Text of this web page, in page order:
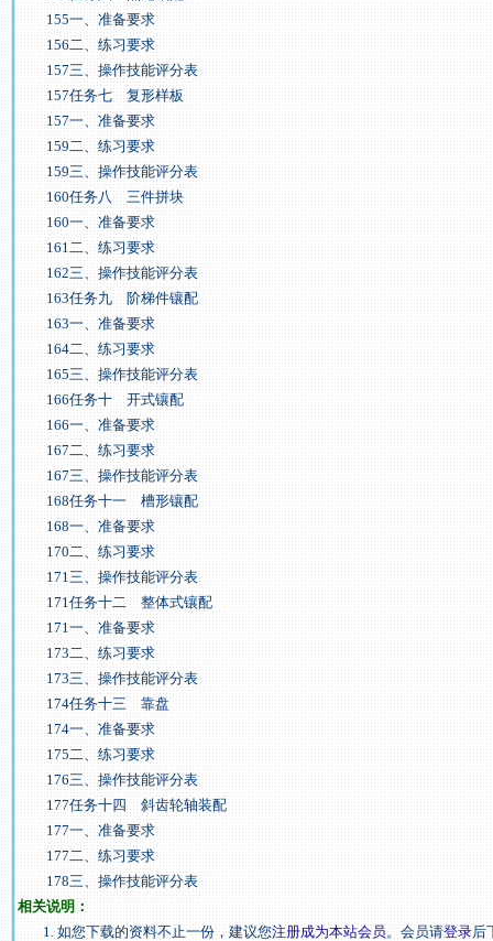
155一、准备要求
156二、练习要求
157三、操作技能评分表
157任务七 复形样板
157一、准备要求
159二、练习要求
159三、操作技能评分表
160任务八 三件拼块
160一、准备要求
161二、练习要求
162三、操作技能评分表
163任务九 阶梯件镶配
163一、准备要求
164二、练习要求
165三、操作技能评分表
166任务十 开式镶配
166一、准备要求
167二、练习要求
167三、操作技能评分表
168任务十一 槽形镶配
168一、准备要求
170二、练习要求
171三、操作技能评分表
171任务十二 整体式镶配
171一、准备要求
173二、练习要求
173三、操作技能评分表
174任务十三 靠盘
174一、准备要求
175二、练习要求
176三、操作技能评分表
177任务十四 斜齿轮轴装配
177一、准备要求
177二、练习要求
178三、操作技能评分表
相关说明：
1. 如您下载的资料不止一份，建议您注册成为本站会员。会员请登录后